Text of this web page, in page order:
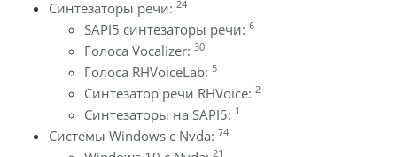
Синтезаторы речи: 24
SAPI5 синтезаторы речи: 6
Голоса Vocalizer: 30
Голоса RHVoiceLab: 5
Синтезатор речи RHVoice: 2
Синтезаторы на SAPI5: 1
Системы Windows с Nvda: 74
21